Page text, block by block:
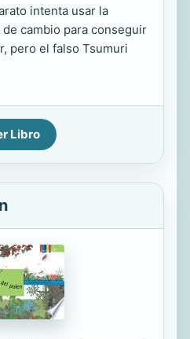
intenta usar la
cambio para conseguir
pero el falso Tsumuri
Libro